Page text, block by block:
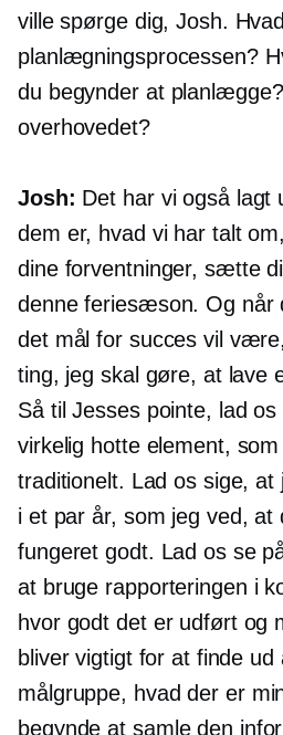
ville spørge dig, Josh.
planlægningsprocessen?
du begynder at
overhovedet?
Josh: Det har vi også lagt
dem er, hvad vi har talt
dine forventninger, sætte
denne feriesæson. Og når
det mål for succes vil
ting, jeg skal gøre, at lave
Så til Jesses pointe, lad
virkelig hotte element,
traditionelt. Lad os sige,
i et par år, som jeg ved, at
fungeret godt. Lad os se
at bruge rapporteringen i
hvor godt det er udført og
bliver vigtigt for at finde
målgruppe, hvad der er
begynde at samle den